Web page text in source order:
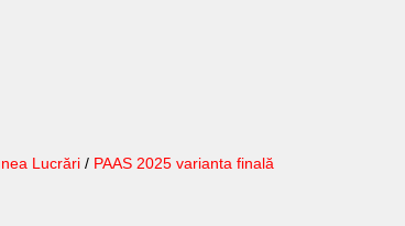
Lucrări / PAAS 2025 varianta finală